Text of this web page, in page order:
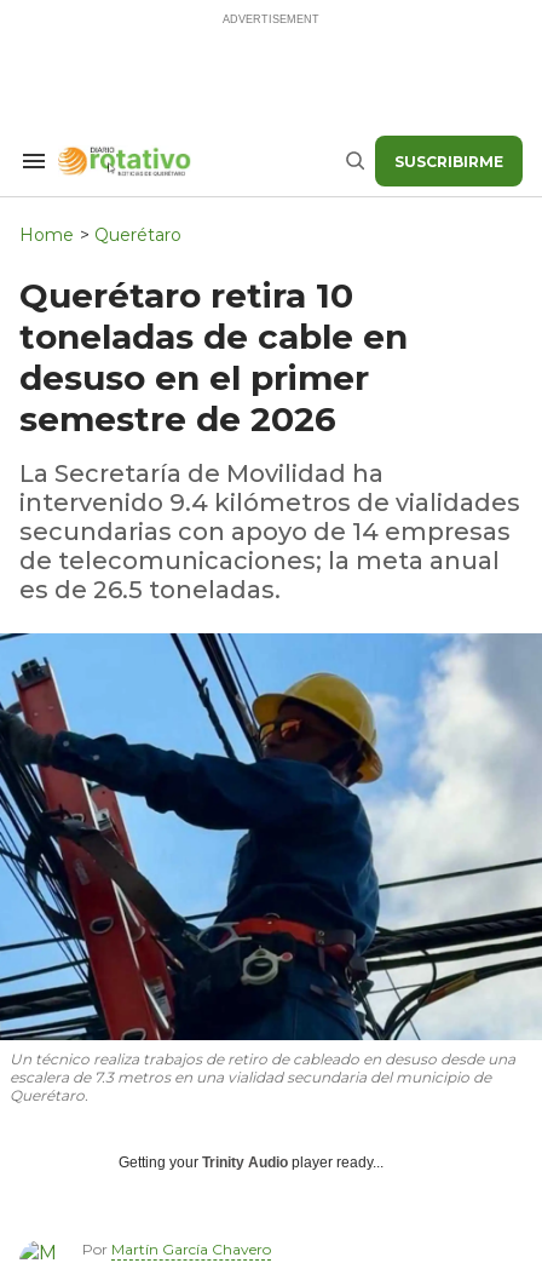
Search
Navigation
Buscar SUSCRIBIRME
Home > Querétaro
Querétaro retira 10
toneladas de cable en
desuso en el primer
semestre de 2026
La Secretaría de Movilidad ha
intervenido 9.4 kilómetros de vialidades
secundarias con apoyo de 14 empresas
de telecomunicaciones; la meta anual
es de 26.5 toneladas.
Un técnico realiza trabajos de retiro de cableado en desuso desde una
escalera de 7.3 metros en una vialidad secundaria del municipio de
Querétaro.
Getting your Trinity Audio player ready...
Por Martín García Chavero